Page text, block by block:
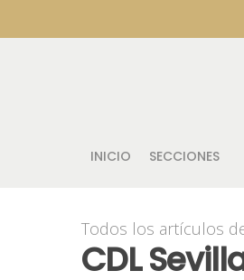
INICIO SECCIONES
Todos los artículos
CDL